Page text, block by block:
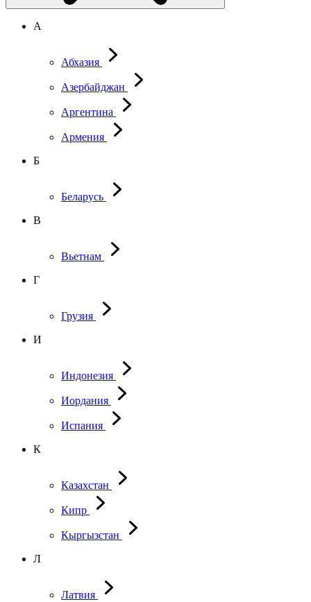
А
Абхазия
Азербайджан
Аргентина
Армения
Б
Беларусь
В
Вьетнам
Г
Грузия
И
Индонезия
Иордания
Испания
К
Казахстан
Кипр
Кыргызстан
Л
Латвия